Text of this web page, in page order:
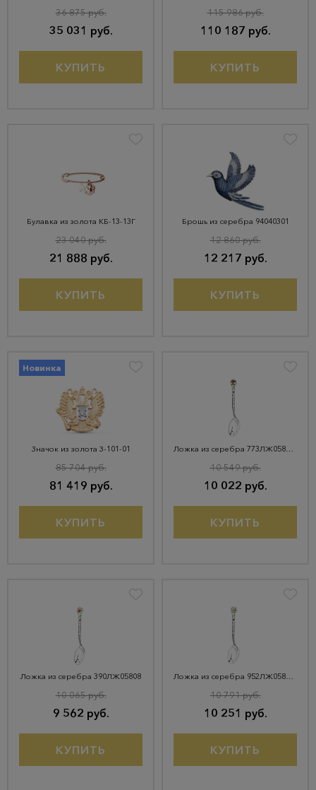
35 031 руб.
36 875 руб.
КУПИТЬ
110 187 руб.
115 986 руб.
КУПИТЬ
Булавка из золота КБ-13-13Г
21 888 руб.
23 040 руб.
КУПИТЬ
Брошь из серебра 94040301
12 217 руб.
12 860 руб.
КУПИТЬ
Новинка
Значок из золота З-101-01
81 419 руб.
85 704 руб.
КУПИТЬ
Ложка из серебра 773ЛЖ05808_с
10 022 руб.
10 549 руб.
КУПИТЬ
Ложка из серебра 390ЛЖ05808
9 562 руб.
10 065 руб.
КУПИТЬ
Ложка из серебра 952ЛЖ05808_с
10 251 руб.
10 791 руб.
КУПИТЬ